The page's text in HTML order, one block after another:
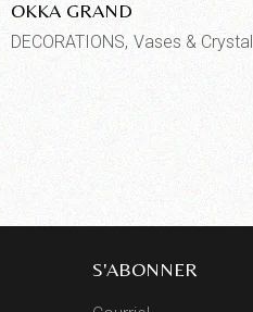
OKKA GRAND
DECORATIONS Vases & Crystal
S'ABONNER